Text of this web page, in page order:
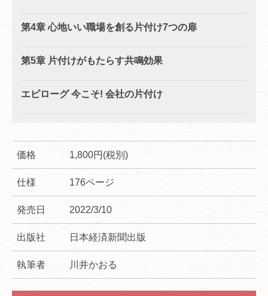
第4章 心地いい職場を創る片付け7つの扉
第5章 片付けがもたらす共鳴効果
エピローグ 今こそ! 会社の片付け
価格 1,800円(税別)
仕様 176ページ
発売日 2022/3/10
出版社 日本経済新聞出版
執筆者 川井かおる